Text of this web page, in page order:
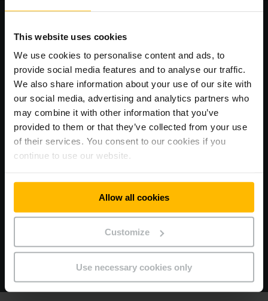
This website uses cookies
We use cookies to personalise content and ads, to
provide social media features and to analyse our traffic.
We also share information about your use of our site with
our social media, advertising and analytics partners who
may combine it with other information that you’ve
provided to them or that they’ve collected from your use
of their services. You consent to our cookies if you
continue to use our website.
Allow all cookies
Customize
Use necessary cookies only
RAPIDE, SIMPLE ET INTELLIGENT
ligne Call4Service et suivez en temps réel vos demandes
d’interventions. Créez votre compte en toute simplicité
TOUTES LES INFORMATIONS ICI